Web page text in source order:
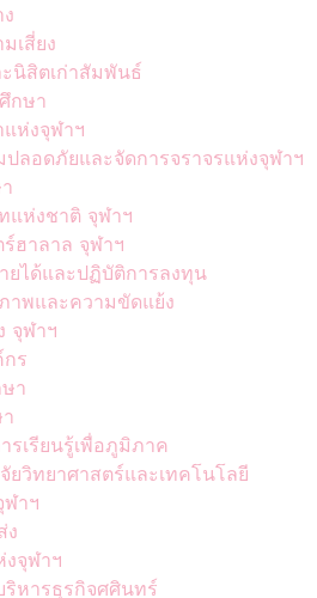
เสี่ยง
นิสิตเก่าสัมพันธ์
กษา
ห่งจุฬาฯ
ลอดภัยและจัดการจราจรแห่งจุฬาฯ
แห่งชาติ จุฬาฯ
ฮาลาล จุฬาฯ
ยได้และปฏิบัติการลงทุน
าพและความขัดแย้ง
จุฬาฯ
ร
า
รเรียนรู้เพื่อภูมิภาค
ยวิทยาศาสตร์และเทคโนโลยี
าฯ
ง
จุฬาฯ
หารธุรกิจศศินทร์